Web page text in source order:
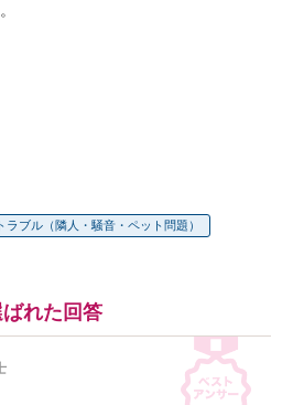
ラブル（隣人・騒音・ペット問題）
れた回答